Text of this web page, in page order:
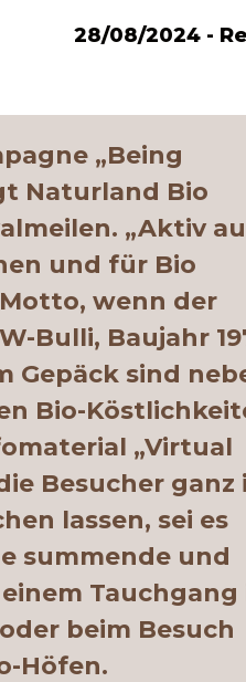
28/08/2024 -
„Being
Naturland Bio
„Aktiv
und für Bio
wenn der
Bulli, Baujahr
Gepäck sind
Bio-
„Virtual
Besucher ganz
lassen, sei es
summende und
Tauchgang
beim Besuch
Höfen.